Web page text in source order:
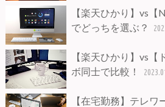
【楽天ひかり】vs
でどっちを選ぶ？
【楽天ひかり】vs
ボ同士で比較！
【在宅勤務】テレ